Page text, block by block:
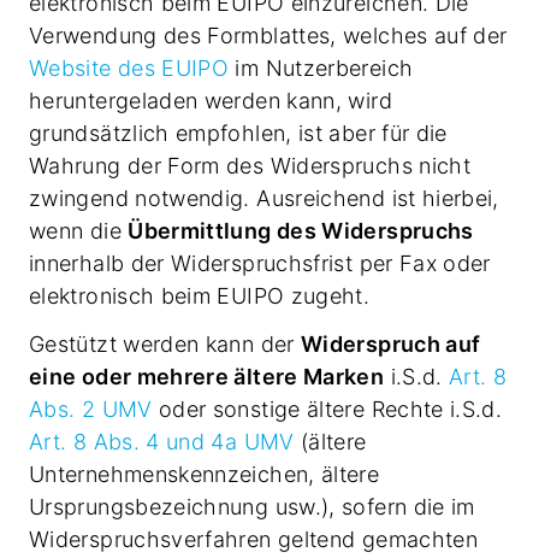
Verwendung des Formblattes, welches auf der
Website des EUIPO im Nutzerbereich
heruntergeladen werden kann, wird
grundsätzlich empfohlen, ist aber für die
Wahrung der Form des Widerspruchs nicht
zwingend notwendig. Ausreichend ist hierbei,
wenn die Übermittlung des Widerspruchs
innerhalb der Widerspruchsfrist per Fax oder
elektronisch beim EUIPO zugeht.
Gestützt werden kann der Widerspruch auf
eine oder mehrere ältere Marken i.S.d. Art. 8
Abs. 2 UMV oder sonstige ältere Rechte i.S.d.
Art. 8 Abs. 4 und 4a UMV (ältere
Unternehmenskennzeichen, ältere
Ursprungsbezeichnung usw.), sofern die im
Widerspruchsverfahren geltend gemachten